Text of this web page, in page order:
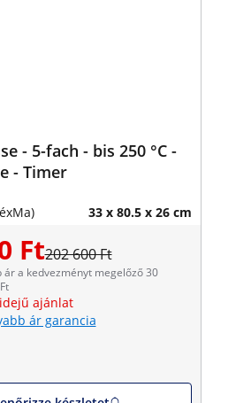
- 5-fach - bis 250 °C -
- Timer
33 x 80.5 x 26 cm
Ft202 600 Ft
ár a kedvezményt megelőző 30
ajánlat
ár garancia